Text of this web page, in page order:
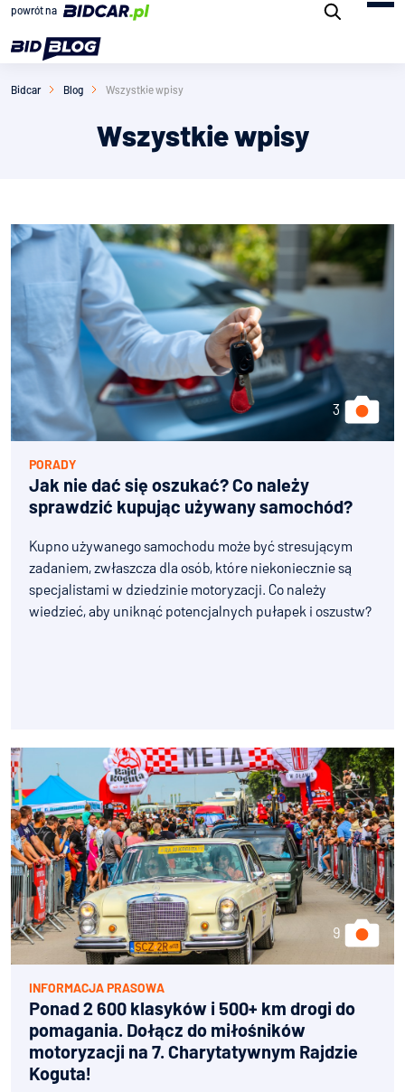
powrót na
Bidcar Blog Wszystkie wpisy
Wszystkie wpisy
PORADY
Jak nie dać się oszukać? Co należy
sprawdzić kupując używany samochód?
Kupno używanego samochodu może być stresującym
zadaniem, zwłaszcza dla osób, które niekoniecznie są
specjalistami w dziedzinie motoryzacji. Co należy
wiedzieć, aby uniknąć potencjalnych pułapek i oszustw?
INFORMACJA PRASOWA
Ponad 2 600 klasyków i 500+ km drogi do
pomagania. Dołącz do miłośników
motoryzacji na 7. Charytatywnym Rajdzie
Koguta!